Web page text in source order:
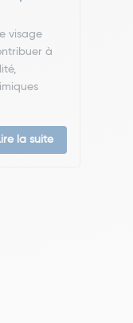
visage
à
la suite